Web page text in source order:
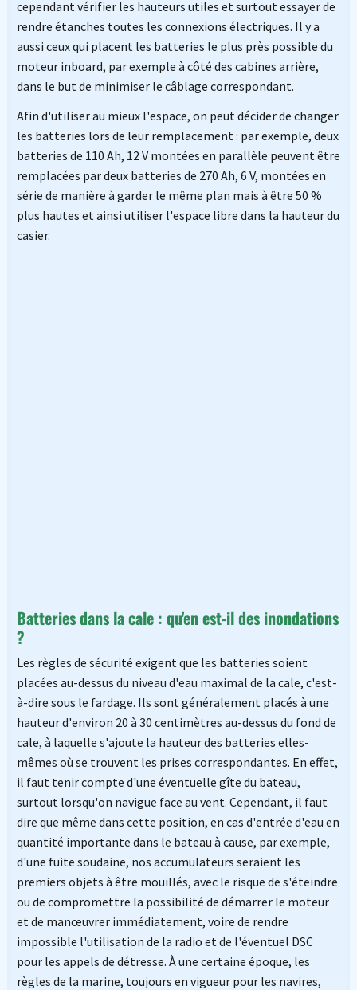
cependant vérifier les hauteurs utiles et surtout essayer de
rendre étanches toutes les connexions électriques. Il y a
aussi ceux qui placent les batteries le plus près possible du
moteur inboard, par exemple à côté des cabines arrière,
dans le but de minimiser le câblage correspondant.
Afin d'utiliser au mieux l'espace, on peut décider de changer
les batteries lors de leur remplacement : par exemple, deux
batteries de 110 Ah, 12 V montées en parallèle peuvent être
remplacées par deux batteries de 270 Ah, 6 V, montées en
série de manière à garder le même plan mais à être 50 %
plus hautes et ainsi utiliser l'espace libre dans la hauteur du
casier.
Batteries dans la cale : qu'en est-il des inondations
?
Les règles de sécurité exigent que les batteries soient
placées au-dessus du niveau d'eau maximal de la cale, c'est-
à-dire sous le fardage. Ils sont généralement placés à une
hauteur d'environ 20 à 30 centimètres au-dessus du fond de
cale, à laquelle s'ajoute la hauteur des batteries elles-
mêmes où se trouvent les prises correspondantes. En effet,
il faut tenir compte d'une éventuelle gîte du bateau,
surtout lorsqu'on navigue face au vent. Cependant, il faut
dire que même dans cette position, en cas d'entrée d'eau en
quantité importante dans le bateau à cause, par exemple,
d'une fuite soudaine, nos accumulateurs seraient les
premiers objets à être mouillés, avec le risque de s'éteindre
ou de compromettre la possibilité de démarrer le moteur
et de manœuvrer immédiatement, voire de rendre
impossible l'utilisation de la radio et de l'éventuel DSC
pour les appels de détresse. À une certaine époque, les
règles de la marine, toujours en vigueur pour les navires,